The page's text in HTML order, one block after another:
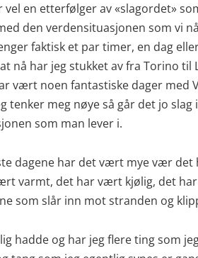
vel en etterfølger av «slagordet»
den verdensituasjonen som vi
faktisk et par timer, en dag
nå har jeg stukket av fra Torino
vært noen fantastiske dager med
tenker meg nøye så går det jo
som man lever i.
dagene har det vært mye vær
varmt, det har vært kjølig, det
som slår inn mot stranden og
hadde og har jeg flere ting som